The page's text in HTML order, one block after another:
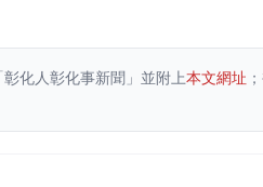
化人彰化事新聞」並附上本文網址